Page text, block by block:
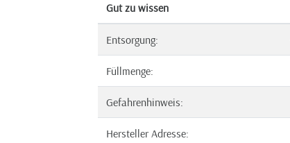
Gut zu wissen
Entsorgung:
Füllmenge:
Gefahrenhinweis:
Hersteller Adresse: